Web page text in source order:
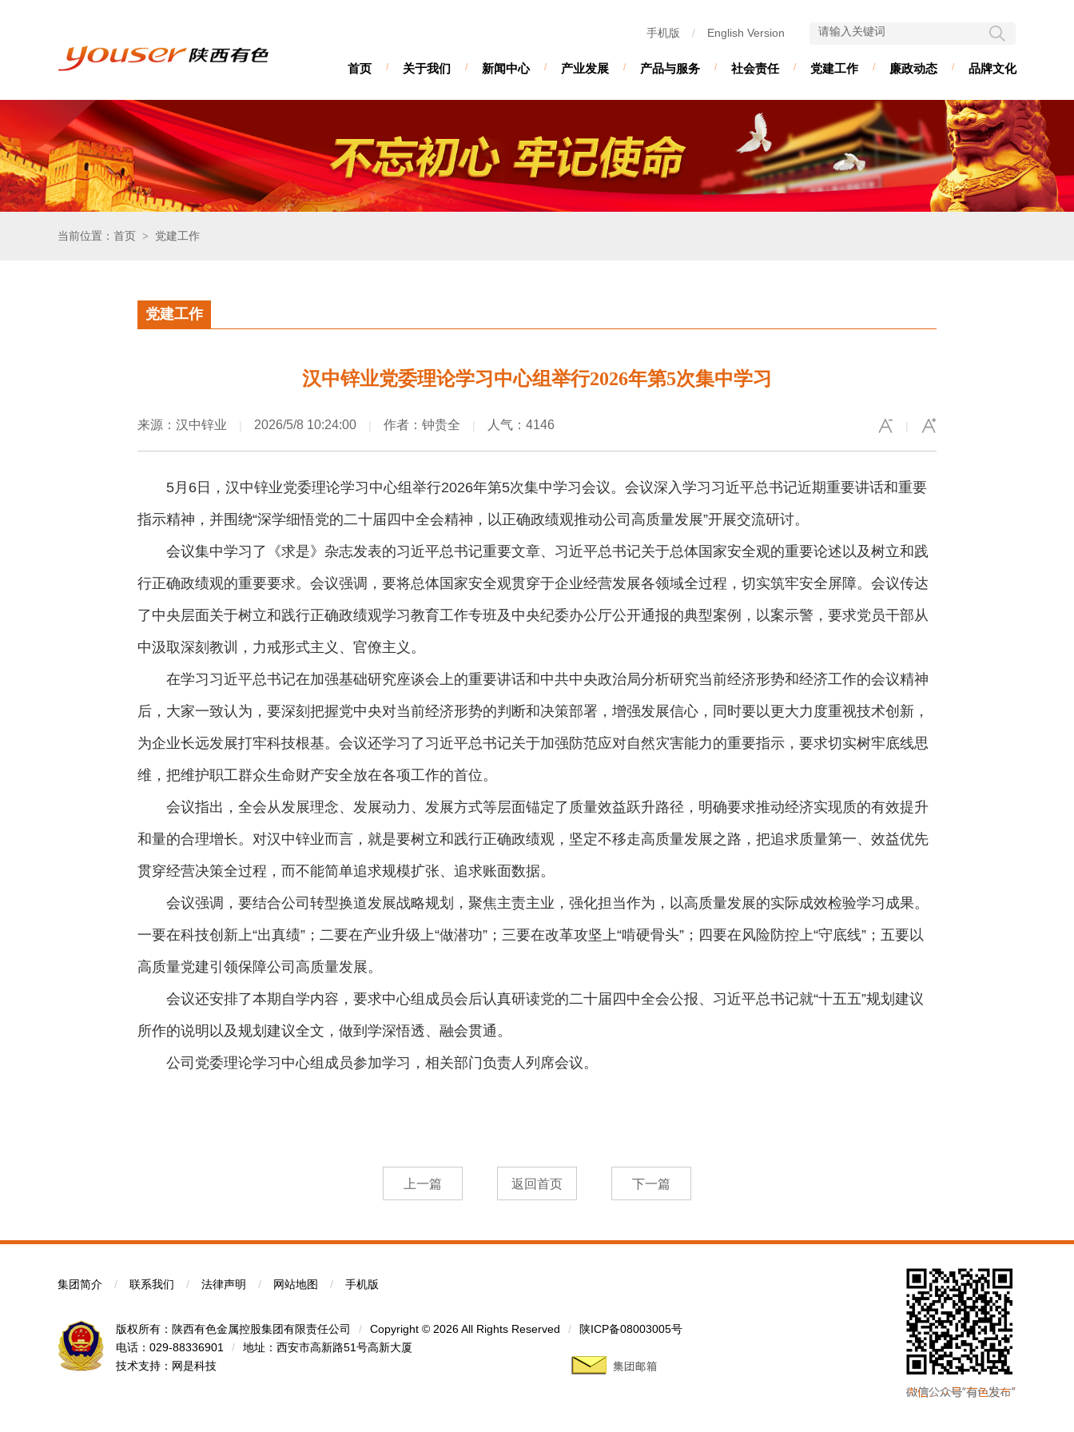
手机版 / English Version
首页 / 关于我们 / 新闻中心 / 产业发展 / 产品与服务 / 社会责任 / 党建工作 / 廉政动态 / 品牌文化
当前位置：首页 > 党建工作
党建工作
汉中锌业党委理论学习中心组举行2026年第5次集中学习
|
来源：汉中锌业 | 2026/5/8 10:24:00 | 作者：钟贵全 | 人气：4146
5月6日，汉中锌业党委理论学习中心组举行2026年第5次集中学习会议。会议深入学习习近平总书记近期重要讲话和重要
指示精神，并围绕“深学细悟党的二十届四中全会精神，以正确政绩观推动公司高质量发展”开展交流研讨。
会议集中学习了《求是》杂志发表的习近平总书记重要文章、习近平总书记关于总体国家安全观的重要论述以及树立和践
行正确政绩观的重要要求。会议强调，要将总体国家安全观贯穿于企业经营发展各领域全过程，切实筑牢安全屏障。会议传达
了中央层面关于树立和践行正确政绩观学习教育工作专班及中央纪委办公厅公开通报的典型案例，以案示警，要求党员干部从
中汲取深刻教训，力戒形式主义、官僚主义。
在学习习近平总书记在加强基础研究座谈会上的重要讲话和中共中央政治局分析研究当前经济形势和经济工作的会议精神
后，大家一致认为，要深刻把握党中央对当前经济形势的判断和决策部署，增强发展信心，同时要以更大力度重视技术创新，
为企业长远发展打牢科技根基。会议还学习了习近平总书记关于加强防范应对自然灾害能力的重要指示，要求切实树牢底线思
维，把维护职工群众生命财产安全放在各项工作的首位。
会议指出，全会从发展理念、发展动力、发展方式等层面锚定了质量效益跃升路径，明确要求推动经济实现质的有效提升
和量的合理增长。对汉中锌业而言，就是要树立和践行正确政绩观，坚定不移走高质量发展之路，把追求质量第一、效益优先
贯穿经营决策全过程，而不能简单追求规模扩张、追求账面数据。
会议强调，要结合公司转型换道发展战略规划，聚焦主责主业，强化担当作为，以高质量发展的实际成效检验学习成果。
一要在科技创新上“出真绩”；二要在产业升级上“做潜功”；三要在改革攻坚上“啃硬骨头”；四要在风险防控上“守底线”；五要以
高质量党建引领保障公司高质量发展。
会议还安排了本期自学内容，要求中心组成员会后认真研读党的二十届四中全会公报、习近平总书记就“十五五”规划建议
所作的说明以及规划建议全文，做到学深悟透、融会贯通。
公司党委理论学习中心组成员参加学习，相关部门负责人列席会议。
集团简介 / 联系我们 / 法律声明 / 网站地图 / 手机版
版权所有：陕西有色金属控股集团有限责任公司 / Copyright © 2026 All Rights Reserved /
陕ICP备08003005号
电话：029-88336901
/
地址：西安市高新路51号高新大厦
技术支持： 网是科技